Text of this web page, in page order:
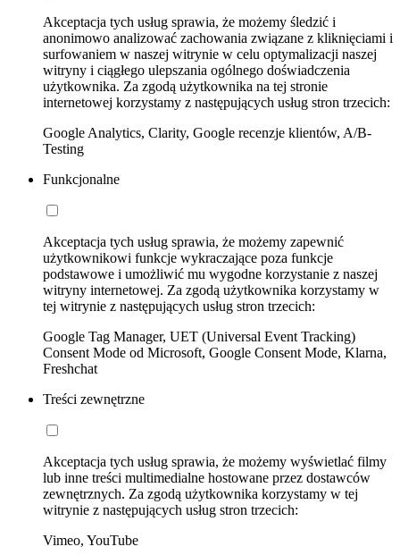
Akceptacja tych usług sprawia, że możemy śledzić i
anonimowo analizować zachowania związane z kliknięciami i
surfowaniem w naszej witrynie w celu optymalizacji naszej
witryny i ciągłego ulepszania ogólnego doświadczenia
użytkownika. Za zgodą użytkownika na tej stronie
internetowej korzystamy z następujących usług stron trzecich:
Google Analytics, Clarity, Google recenzje klientów, A/B-
Testing
Funkcjonalne
Akceptacja tych usług sprawia, że możemy zapewnić
użytkownikowi funkcje wykraczające poza funkcje
podstawowe i umożliwić mu wygodne korzystanie z naszej
witryny internetowej. Za zgodą użytkownika korzystamy w
tej witrynie z następujących usług stron trzecich:
Google Tag Manager, UET (Universal Event Tracking)
Consent Mode od Microsoft, Google Consent Mode, Klarna,
Freshchat
Treści zewnętrzne
Akceptacja tych usług sprawia, że możemy wyświetlać filmy
lub inne treści multimedialne hostowane przez dostawców
zewnętrznych. Za zgodą użytkownika korzystamy w tej
witrynie z następujących usług stron trzecich:
Vimeo, YouTube